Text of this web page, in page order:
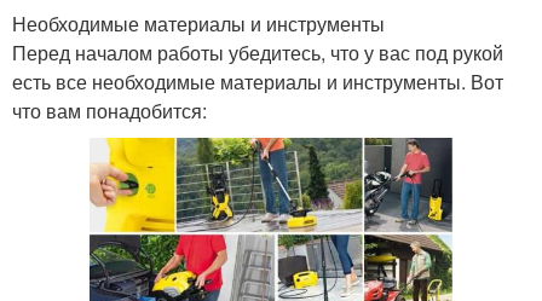
Необходимые материалы и инструменты
Перед началом работы убедитесь, что у вас под рукой
есть все необходимые материалы и инструменты. Вот
что вам понадобится: